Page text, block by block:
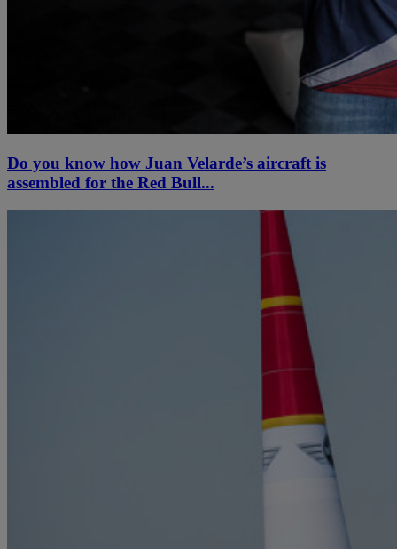
Do you know how Juan Velarde’s aircraft is
assembled for the Red Bull...